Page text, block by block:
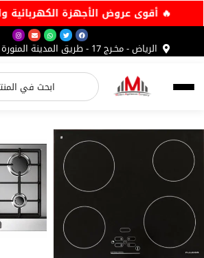
🔥 أقوى عروض
الرياض - مخـرج 17 - طريق المدينة المنورة - الصناعية القديمة
براندات عالمية
المنتجات تطبيق
منتجات الاسطح